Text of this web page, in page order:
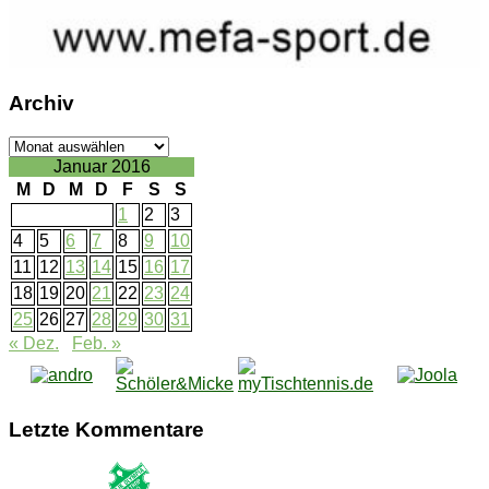
Ar­chiv
Ar­
Januar 2016
M
D M D F S
S
1
2
3
4
5 6 7 8 9
10
11 12 13 14 15 16 17
18 19 20 21 22 23 24
25 26 27 28 29 30 31
« Dez.
Feb. »
Letz­te Kommentare